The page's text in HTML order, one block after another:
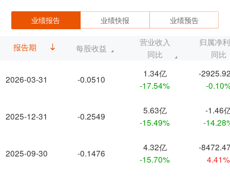
业绩报告 业绩快报 业绩预告
报告期
2026-03-31
2025-12-31
2025-09-30
每股收益
营业收入
同比
归属净
同比
-0.0510
1.34亿
-17.54%
-
-
-0.2549
5.63亿
-15.49%
-1.46
-
-0.1476
4.32亿
-15.70%
-
4.41%